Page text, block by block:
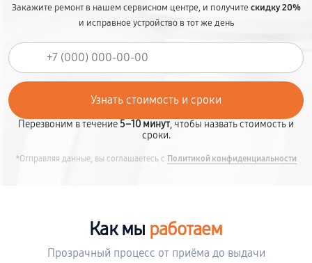
Закажите ремонт в нашем сервисном центре, и получитескидку 20%
и исправное устройство в тот же день
Перезвоним в течение5–10 минут, чтобы назвать стоимость и
сроки.
*Отправляя данные, вы соглашаетесь с Политикой конфиденциальности
Как мы работаем
Прозрачный процесс от приёма до выдачи